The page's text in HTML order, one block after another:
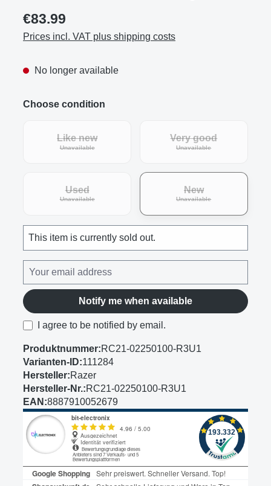
€83.99
Prices incl. VAT plus shipping costs
No longer available
Choose condition
Like new
Unavailable(This option is currently unavailable.)
Very good
Unavailable(This option is
Used
Unavailable(This option is currently unavailable.)
New
Unavailable(This option is
This item is currently sold out.
Notify me when available
I agree to be notified by email.
Produktnummer:RC21-02250100-R3U1
Varianten-ID:111284
Hersteller:Razer
Hersteller-Nr.:RC21-02250100-R3U1
EAN:8887910052679